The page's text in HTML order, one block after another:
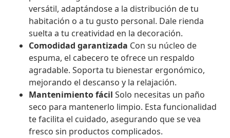
versátil, adaptándose a la distribución de tu
habitación o a tu gusto personal. Dale rienda
suelta a tu creatividad en la decoración.
Comodidad garantizada Con su núcleo de
espuma, el cabecero te ofrece un respaldo
agradable. Soporta tu bienestar ergonómico,
mejorando el descanso y la relajación.
Mantenimiento fácil Solo necesitas un paño
seco para mantenerlo limpio. Esta funcionalidad
te facilita el cuidado, asegurando que se vea
fresco sin productos complicados.